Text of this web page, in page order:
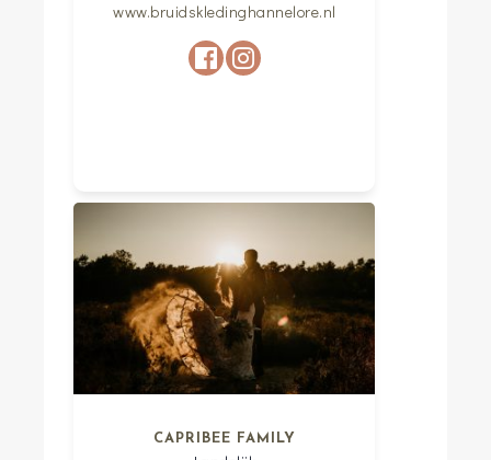
www.bruidskledinghannelore.nl
CAPRIBEE FAMILY